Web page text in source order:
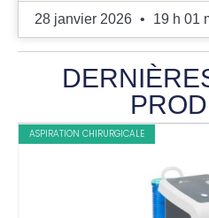
28 janvier 2026 19 h 01
ASPIRATION CHIRURGICALE